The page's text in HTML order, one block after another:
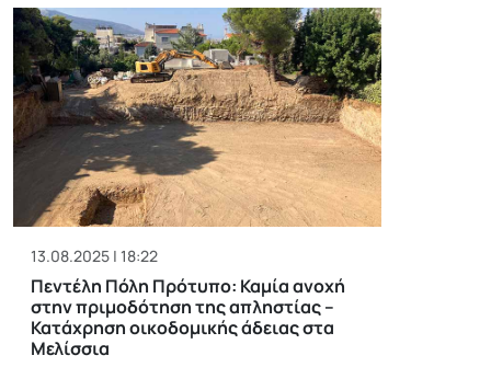
13.08.2025 | 18:22
Πεντέλη Πόλη Πρότυπο: Καμία ανοχή
στην πριμοδότηση της απληστίας –
Κατάχρηση οικοδομικής άδειας στα
Μελίσσια